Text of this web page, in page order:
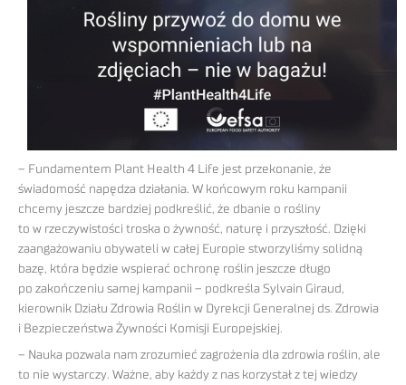
– Fundamentem Plant Health 4 Life jest przekonanie, że
świadomość napędza działania. W końcowym roku kampanii
chcemy jeszcze bardziej podkreślić, że dbanie o rośliny
to w rzeczywistości troska o żywność, naturę i przyszłość. Dzięki
zaangażowaniu obywateli w całej Europie stworzyliśmy solidną
bazę, która będzie wspierać ochronę roślin jeszcze długo
po zakończeniu samej kampanii – podkreśla Sylvain Giraud,
kierownik Działu Zdrowia Roślin w Dyrekcji Generalnej ds. Zdrowia
i Bezpieczeństwa Żywności Komisji Europejskiej.
– Nauka pozwala nam zrozumieć zagrożenia dla zdrowia roślin, ale
to nie wystarczy. Ważne, aby każdy z nas korzystał z tej wiedzy